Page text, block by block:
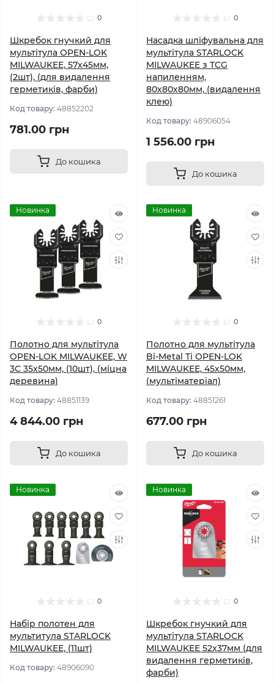
0
Шкребок гнучкий для
мультітула OPEN-LOK
MILWAUKEE, 57х45мм,
(2шт), (для видалення
герметиків, фарби)
Код товару: 48852202
781.00 грн
До кошика
0
Насадка шліфувальна для
мультітула STARLOCK
MILWAUKEE з TCG
напиленням,
80х80х80мм, (видалення
клею)
Код товару: 48906054
1 556.00 грн
До кошика
Новинка
0
Полотно для мультітула
OPEN-LOK MILWAUKEE, W
3C 35х50мм, (10шт), (міцна
деревина)
Код товару: 48851139
4 844.00 грн
До кошика
Новинка
0
Полотно для мультітула
Bi-Metal Ti OPEN-LOK
MILWAUKEE, 45х50мм,
(мультіматеріал)
Код товару: 48851261
677.00 грн
До кошика
Новинка
0
Набір полотен для
мультитула STARLOCK
MILWAUKEE, (11шт)
Код товару: 48906090
Новинка
0
Шкребок гнучкий для
мультітула STARLOCK
MILWAUKEE 52x37мм (для
видалення герметиків,
фарби)